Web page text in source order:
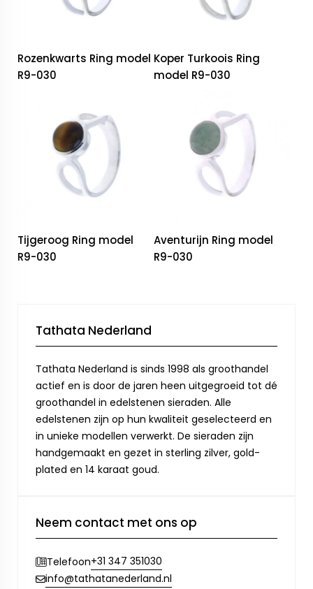
Rozenkwarts Ring model
R9-030
Koper Turkoois Ring
model R9-030
Tijgeroog Ring model
R9-030
Aventurijn Ring model
R9-030
Tathata Nederland
Tathata Nederland is sinds 1998 als groothandel
actief en is door de jaren heen uitgegroeid tot dé
groothandel in edelstenen sieraden. Alle
edelstenen zijn op hun kwaliteit geselecteerd en
in unieke modellen verwerkt. De sieraden zijn
handgemaakt en gezet in sterling zilver, gold-
plated en 14 karaat goud.
Neem contact met ons op
Telefoon+31 347 351030
info@tathatanederland.nl